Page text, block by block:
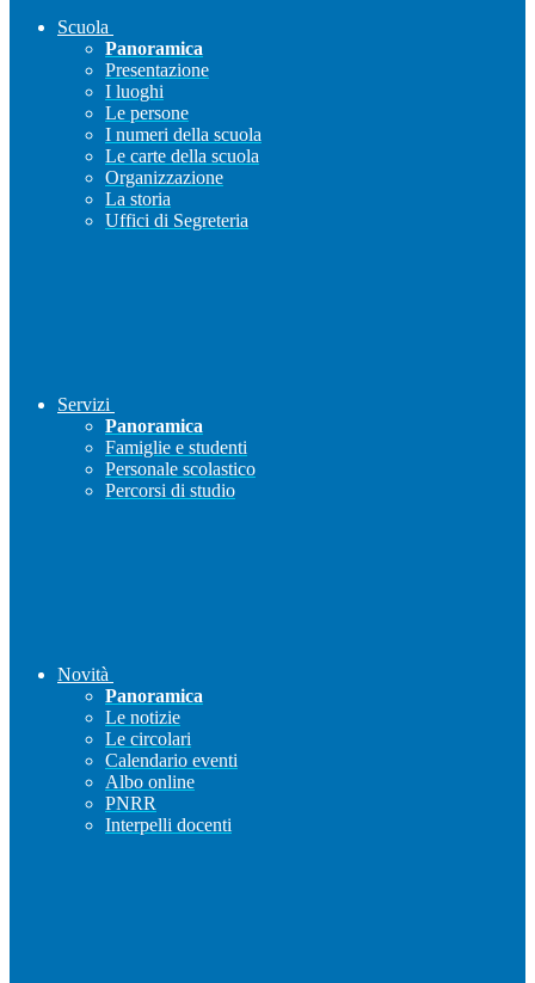
Scuola
Panoramica
Presentazione
I luoghi
Le persone
I numeri della scuola
Le carte della scuola
Organizzazione
La storia
Uffici di Segreteria
Servizi
Panoramica
Famiglie e studenti
Personale scolastico
Percorsi di studio
Novità
Panoramica
Le notizie
Le circolari
Calendario eventi
Albo online
PNRR
Interpelli docenti